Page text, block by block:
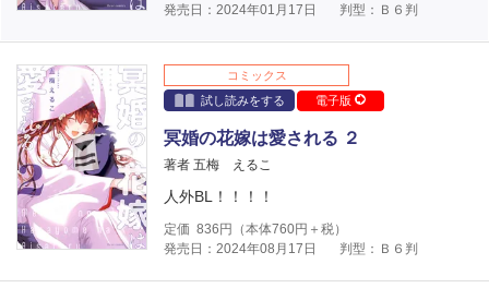
発売日：2024年01月17日
判型：Ｂ６判
コミックス
試し読みをする
電子版
冥婚の花嫁は愛される ２
著者 五梅 えるこ
人外BL！！！！
定価 836 円（本体760円＋税）
発売日：2024年08月17日
判型：Ｂ６判